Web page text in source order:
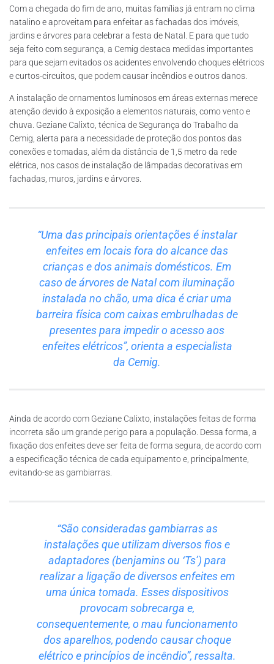
Com a chegada do fim de ano, muitas famílias já entram no clima
natalino e aproveitam para enfeitar as fachadas dos imóveis,
jardins e árvores para celebrar a festa de Natal. E para que tudo
seja feito com segurança, a Cemig destaca medidas importantes
para que sejam evitados os acidentes envolvendo choques elétricos
e curtos-circuitos, que podem causar incêndios e outros danos.
A instalação de ornamentos luminosos em áreas externas merece
atenção devido à exposição a elementos naturais, como vento e
chuva. Geziane Calixto, técnica de Segurança do Trabalho da
Cemig, alerta para a necessidade de proteção dos pontos das
conexões e tomadas, além da distância de 1,5 metro da rede
elétrica, nos casos de instalação de lâmpadas decorativas em
fachadas, muros, jardins e árvores.
“Uma das principais orientações é instalar
enfeites em locais fora do alcance das
crianças e dos animais domésticos. Em
caso de árvores de Natal com iluminação
instalada no chão, uma dica é criar uma
barreira física com caixas embrulhadas de
presentes para impedir o acesso aos
enfeites elétricos”, orienta a especialista
da Cemig.
Ainda de acordo com Geziane Calixto, instalações feitas de forma
incorreta são um grande perigo para a população. Dessa forma, a
fixação dos enfeites deve ser feita de forma segura, de acordo com
a especificação técnica de cada equipamento e, principalmente,
evitando-se as gambiarras.
“São consideradas gambiarras as
instalações que utilizam diversos fios e
adaptadores (benjamins ou ‘Ts’) para
realizar a ligação de diversos enfeites em
uma única tomada. Esses dispositivos
provocam sobrecarga e,
consequentemente, o mau funcionamento
dos aparelhos, podendo causar choque
elétrico e princípios de incêndio”, ressalta.